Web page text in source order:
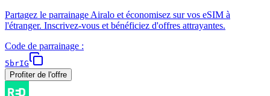
Partagez le parrainage Airalo et économisez sur vos eSIM à
l'étranger. Inscrivez-vous et bénéficiez d'offres attrayantes.
Code de parrainage :
5brIG
Profiter de l'offre